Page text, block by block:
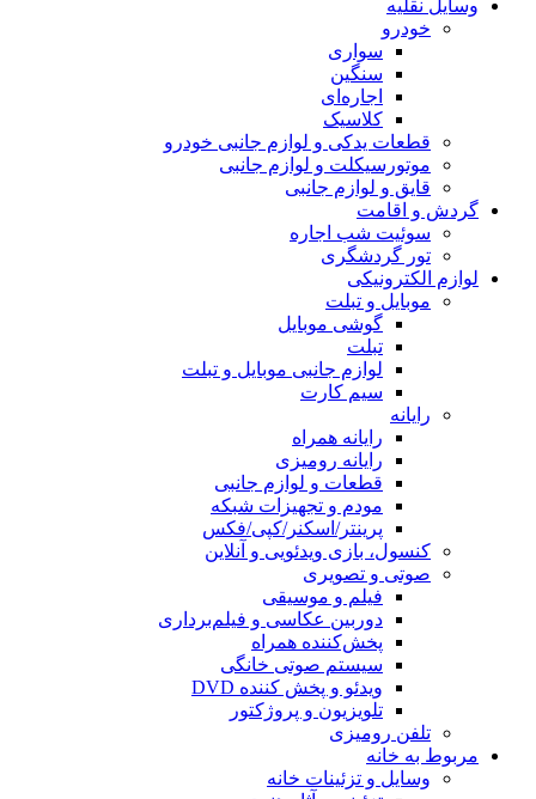
وسایل نقلیه
خودرو
سواری
سنگین
اجاره‌ای
کلاسیک
قطعات یدکی و لوازم جانبی خودرو
موتورسیکلت و لوازم جانبی
قایق و لوازم جانبی
گردش و اقامت
سوئیت شب اجاره
تور گردشگری
لوازم الکترونیکی
موبایل و تبلت
گوشی موبایل
تبلت
لوازم جانبی موبایل و تبلت
سیم کارت
رایانه
رایانه همراه
رایانه رومیزی
قطعات و لوازم جانبی
مودم و تجهیزات شبکه
پرینتر/اسکنر/کپی/فکس
کنسول، بازی‌ ویدئویی و آنلاین
صوتی و تصویری
فیلم و موسیقی
دوربین عکاسی و فیلم‌برداری
پخش‌کننده همراه
سیستم صوتی خانگی
ویدئو و پخش کننده DVD
تلویزیون و پروژکتور
تلفن رومیزی
مربوط به خانه
وسایل و تزئینات خانه